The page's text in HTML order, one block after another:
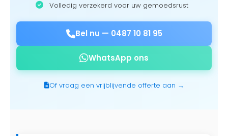
Volledig verzekerd voor uw gemoedsrust
Bel nu — 0487 10 81 95
WhatsApp ons
Of vraag een vrijblijvende offerte aan →